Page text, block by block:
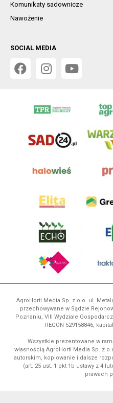
Komunikaty sadownicze
Nawożenie
SOCIAL MEDIA
AgroHorti Media Sp. z o.o. ul.
przechowywane w Sądzie
Poznaniu, VIII Wydziale
REGON 529158846,
Wszystkie prezentowane w
własnością AgroHorti Media Sp. z
autorskim, kopiowanie i dalsze
(art. 25 ust. 1 pkt 1b ustawy z 4
prawach